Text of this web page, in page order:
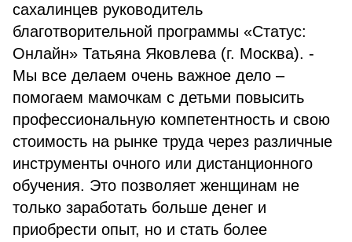
сахалинцев руководитель
благотворительной программы «Статус:
Онлайн» Татьяна Яковлева (г. Москва). -
Мы все делаем очень важное дело –
помогаем мамочкам с детьми повысить
профессиональную компетентность и свою
стоимость на рынке труда через различные
инструменты очного или дистанционного
обучения. Это позволяет женщинам не
только заработать больше денег и
приобрести опыт, но и стать более